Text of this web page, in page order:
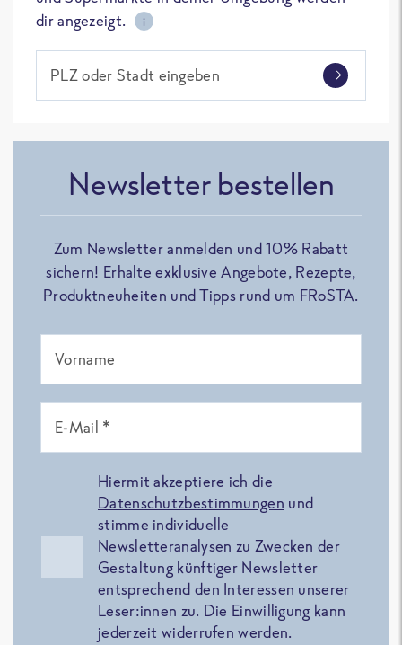
dir angezeigt.
i
PLZ oder Stadt eingeben
Newsletter bestellen
Zum Newsletter anmelden und 10% Rabatt
sichern! Erhalte exklusive Angebote, Rezepte,
Produktneuheiten und Tipps rund um FRoSTA.
Vorname
E-Mail *
Hiermit akzeptiere ich die
Datenschutzbestimmungen und
stimme individuelle
Newsletteranalysen zu Zwecken der
Gestaltung künftiger Newsletter
entsprechend den Interessen unserer
Leser:innen zu. Die Einwilligung kann
jederzeit widerrufen werden.